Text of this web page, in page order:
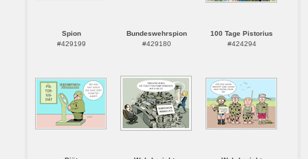
Spion
#429199
Bundeswehrspion
#429180
100 Tage Pistorius
#424294